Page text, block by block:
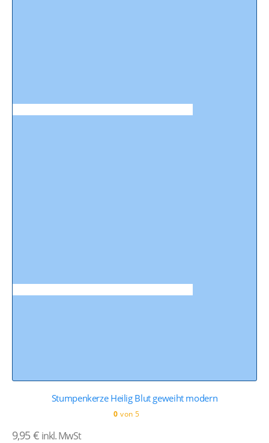
Stumpenkerze Heilig Blut geweiht modern
0 von 5
9,95€ inkl. MwSt